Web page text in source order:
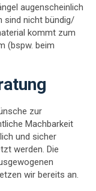
augenscheinlich
sind nicht bündig/
kommt zum
(bspw. beim
zur
Machbarkeit
und sicher
werden. Die
wir bereits an.